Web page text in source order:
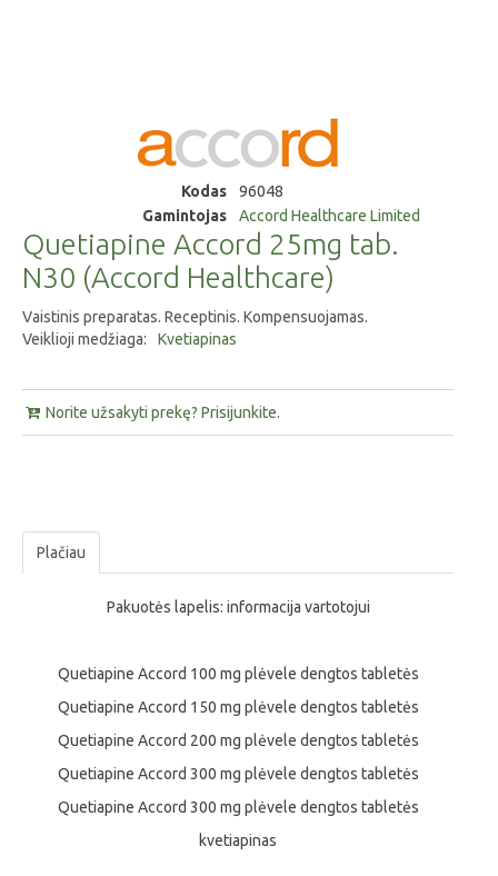
Kodas
96048
Gamintojas
Accord Healthcare Limited
Quetiapine Accord 25mg tab.
N30 (Accord Healthcare)
Vaistinis preparatas. Receptinis. Kompensuojamas.
Veiklioji medžiaga:
Kvetiapinas
Norite užsakyti prekę? Prisijunkite.
Plačiau
Pakuotės lapelis: informacija vartotojui
Quetiapine Accord 100 mg plėvele dengtos tabletės
Quetiapine Accord 150 mg plėvele dengtos tabletės
Quetiapine Accord 200 mg plėvele dengtos tabletės
Quetiapine Accord 300 mg plėvele dengtos tabletės
Quetiapine Accord 300 mg plėvele dengtos tabletės
kvetiapinas